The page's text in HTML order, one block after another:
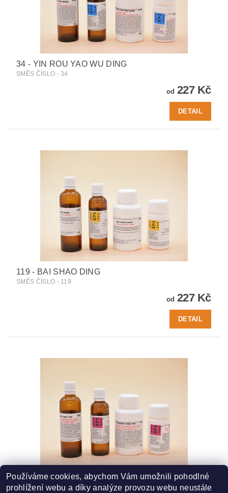
34 - YIN ROU YAO WU DING
SMĚS ČÍSLO - 34
od 227 Kč
DETAIL
119 - BAI SHAO DING
SMĚS ČÍSLO - 119
od 227 Kč
DETAIL
114 - RE SHANG YING YIN
SMĚS ČÍSLO - 114
Používáme cookies, abychom Vám umožnili pohodlné
prohlížení webu a díky analýze provozu webu neustále